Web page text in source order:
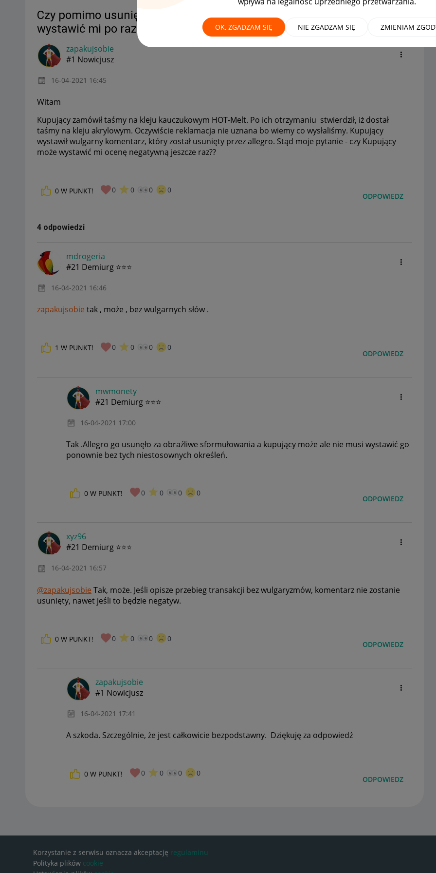
OK, ZGADZAM SIĘ NIE ZGADZAM SIĘ ZMIENIAM
Czy pomimo usunięcia komentarza przez Allegro Kupujący może
wystawić mi po raz kolejny negatyw?
zapakujsobie
#1 Nowicjusz
‎16-04-2021 16:45
Witam
Kupujący zamówił taśmy na kleju kauczukowym HOT-Melt. Po ich otrzymaniu stwierdził, iż dostał
taśmy na kleju akrylowym. Oczywiście reklamacja nie uznana bo wiemy co wysłaliśmy. Kupujący
wystawił wulgarny komentarz, który został usunięty przez allegro. Stąd moje pytanie - czy Kupujący
może wystawić mi ocenę negatywną jeszcze raz??
0 W PUNKT! 0 0 0 0
ODPOWIEDZ
4 odpowiedzi
mdrogeria
#21 Demiurg ⭐⭐⭐
‎16-04-2021 16:46
zapakujsobie tak , może , bez wulgarnych słów .
1 W PUNKT! 0 0 0 0
ODPOWIEDZ
mwmonety
#21 Demiurg ⭐⭐⭐
‎16-04-2021 17:00
Tak .Allegro go usunęło za obraźliwe sformułowania a kupujący może ale nie musi wystawić go
ponownie bez tych niestosownych określeń.
0 W PUNKT! 0 0 0 0
ODPOWIEDZ
xyz96
#21 Demiurg ⭐⭐⭐
‎16-04-2021 16:57
@zapakujsobie Tak, może. Jeśli opisze przebieg transakcji bez wulgaryzmów, komentarz nie zostanie
usunięty, nawet jeśli to będzie negatyw.
0 W PUNKT! 0 0 0 0
ODPOWIEDZ
zapakujsobie
#1 Nowicjusz
‎16-04-2021 17:41
A szkoda. Szczególnie, że jest całkowicie bezpodstawny. Dziękuję za odpowiedź
0 W PUNKT! 0 0 0 0
ODPOWIEDZ
Korzystanie z serwisu oznacza akceptację regulaminu
Polityka plików cookie